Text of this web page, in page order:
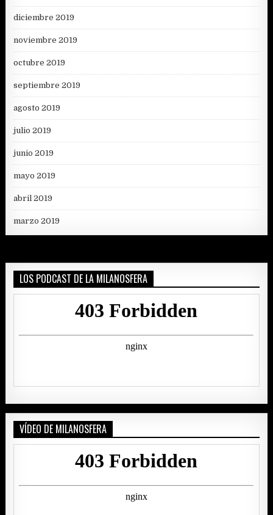
diciembre 2019
noviembre 2019
octubre 2019
septiembre 2019
agosto 2019
julio 2019
junio 2019
mayo 2019
abril 2019
marzo 2019
LOS PODCAST DE LA MILANOSFERA
VÍDEO DE MILANOSFERA